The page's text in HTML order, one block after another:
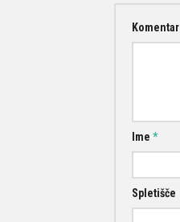
Komentar
Ime *
Spletišče